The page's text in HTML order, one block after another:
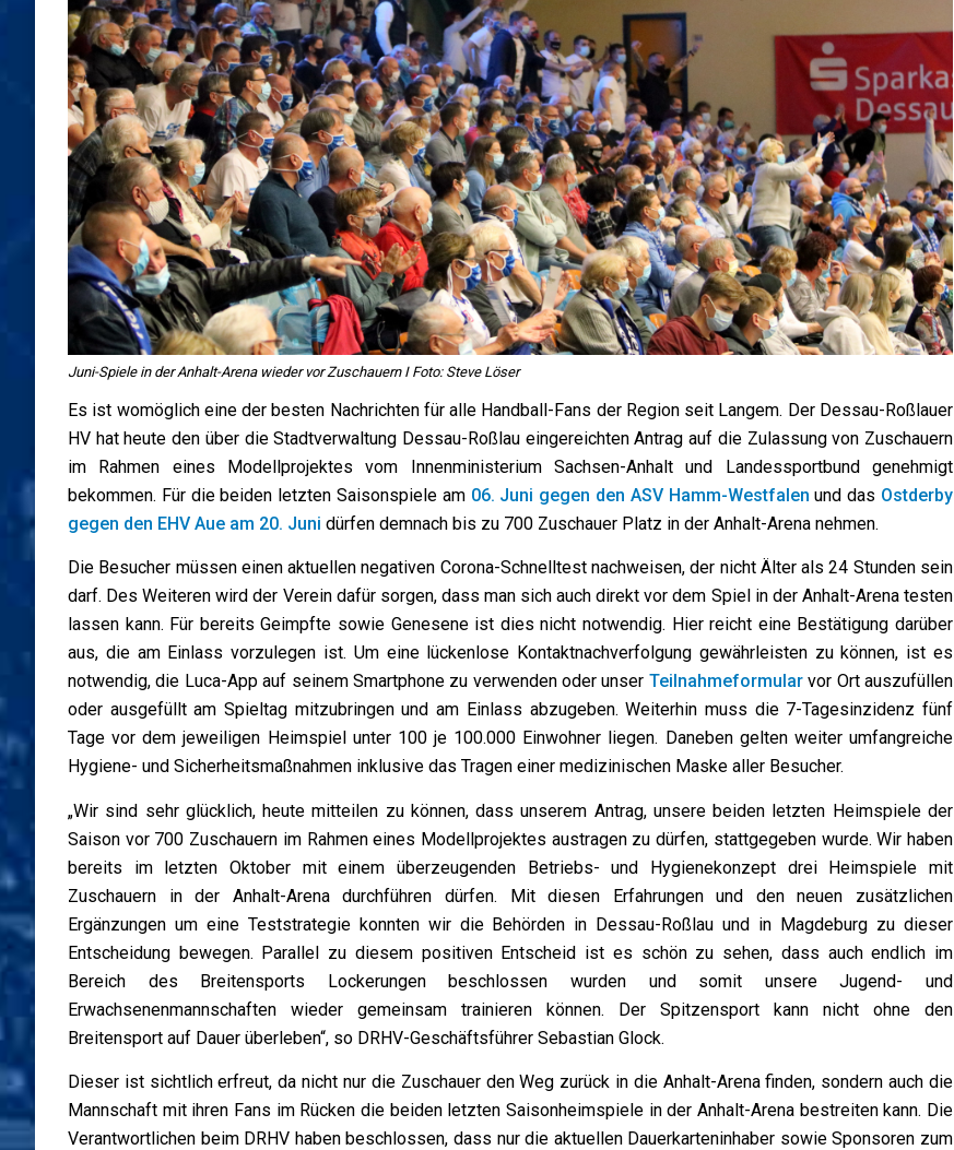
Juni-Spiele in der Anhalt-Arena wieder vor Zuschauern I Foto: Steve Löser
Es ist womöglich eine der besten Nachrichten für alle Handball-Fans der Region seit Langem. Der Dessau-Roßlauer
HV hat heute den über die Stadtverwaltung Dessau-Roßlau eingereichten Antrag auf die Zulassung von Zuschauern
im Rahmen eines Modellprojektes vom Innenministerium Sachsen-Anhalt und Landessportbund genehmigt
bekommen. Für die beiden letzten Saisonspiele am 06. Juni gegen den ASV Hamm-Westfalen und das Ostderby
gegen den EHV Aue am 20. Juni dürfen demnach bis zu 700 Zuschauer Platz in der Anhalt-Arena nehmen.
Die Besucher müssen einen aktuellen negativen Corona-Schnelltest nachweisen, der nicht Älter als 24 Stunden sein
darf. Des Weiteren wird der Verein dafür sorgen, dass man sich auch direkt vor dem Spiel in der Anhalt-Arena testen
lassen kann. Für bereits Geimpfte sowie Genesene ist dies nicht notwendig. Hier reicht eine Bestätigung darüber
aus, die am Einlass vorzulegen ist. Um eine lückenlose Kontaktnachverfolgung gewährleisten zu können, ist es
notwendig, die Luca-App auf seinem Smartphone zu verwenden oder unser Teilnahmeformularvor Ort auszufüllen
oder ausgefüllt am Spieltag mitzubringen und am Einlass abzugeben. Weiterhin muss die 7-Tagesinzidenz fünf
Tage vor dem jeweiligen Heimspiel unter 100 je 100.000 Einwohner liegen. Daneben gelten weiter umfangreiche
Hygiene- und Sicherheitsmaßnahmen inklusive das Tragen einer medizinischen Maske aller Besucher.
„Wir sind sehr glücklich, heute mitteilen zu können, dass unserem Antrag, unsere beiden letzten Heimspiele der
Saison vor 700 Zuschauern im Rahmen eines Modellprojektes austragen zu dürfen, stattgegeben wurde. Wir haben
bereits im letzten Oktober mit einem überzeugenden Betriebs- und Hygienekonzept drei Heimspiele mit
Zuschauern in der Anhalt-Arena durchführen dürfen. Mit diesen Erfahrungen und den neuen zusätzlichen
Ergänzungen um eine Teststrategie konnten wir die Behörden in Dessau-Roßlau und in Magdeburg zu dieser
Entscheidung bewegen. Parallel zu diesem positiven Entscheid ist es schön zu sehen, dass auch endlich im
Bereich des Breitensports Lockerungen beschlossen wurden und somit unsere Jugend- und
Erwachsenenmannschaften wieder gemeinsam trainieren können. Der Spitzensport kann nicht ohne den
Breitensport auf Dauer überleben“, so DRHV-Geschäftsführer Sebastian Glock.
Dieser ist sichtlich erfreut, da nicht nur die Zuschauer den Weg zurück in die Anhalt-Arena finden, sondern auch die
Mannschaft mit ihren Fans im Rücken die beiden letzten Saisonheimspiele in der Anhalt-Arena bestreiten kann. Die
Verantwortlichen beim DRHV haben beschlossen, dass nur die aktuellen Dauerkarteninhaber sowie Sponsoren zum